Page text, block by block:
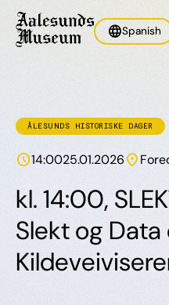
languageSpanish
ÅLESUNDS HISTORISKE DAGER
schedule14:0025.01.2026location_on
kl. 14:00,
Slekt og